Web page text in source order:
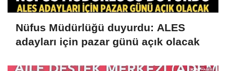
Nüfus Müdürlüğü duyurdu: ALES
adayları için pazar günü açık olacak